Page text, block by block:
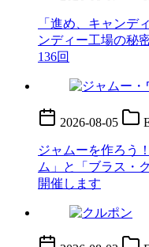
「進め、キャン
ンディー工場の秘
136回
2026-08-05
ジャムーを作ろう
ム」と「ブラス・
開催します